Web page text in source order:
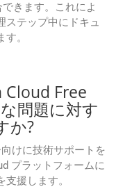
きます。これによ
ステップ中にドキュ
。
Free
問題に対す
か?
けに技術サポートを
プラットフォームに
援します。